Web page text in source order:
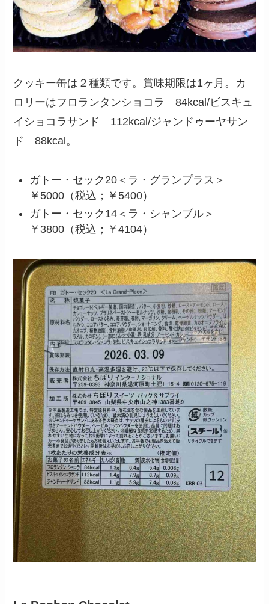
クッキー缶は２種類です。賞味期限は1ヶ月。カ
ロリーはフロランタンショコラ 84kcal/ビスキュ
イショコラサンド 112kcal/ジャンドゥーヤサン
ド 88kcal。
ガトー・セック20＜ラ・グランプラス＞
￥5000（税込；￥5400）
ガトー・セック14＜ラ・シャンブル＞
￥3800（税込；￥4104）